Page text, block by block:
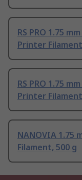
RS PRO 1.75
Printer
RS PRO 1.75
Printer
NANOVIA 1.75
Filament, 500 g